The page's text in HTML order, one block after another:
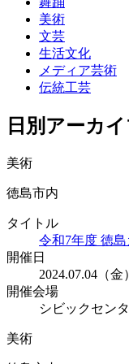
美術
文芸
生活文化
メディア芸術
伝統工芸
日別アーカ
美術
徳島市内
タイトル
令和7年度 徳
開催日
2024.07.04（金
開催会場
シビックセン
美術